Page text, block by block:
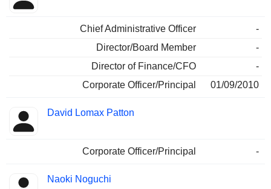
Chief Administrative Officer
-
Director/Board Member
-
Director of Finance/CFO
-
Corporate Officer/Principal
01/09/2010
David Lomax Patton
Corporate Officer/Principal -
Naoki Noguchi